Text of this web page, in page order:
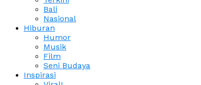
Bali
Nasional
Hiburan
Humor
Musik
Film
Seni Budaya
Inspirasi